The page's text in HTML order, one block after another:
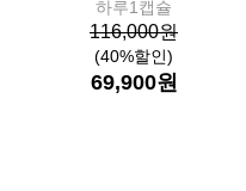
하루1캡슐
116,000원
(40%할인)
69,900원